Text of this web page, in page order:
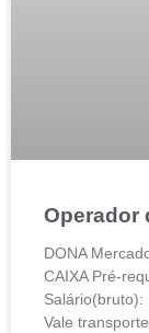
Operador
DONA
CAIXA Pré-
Salário(bruto):
Vale